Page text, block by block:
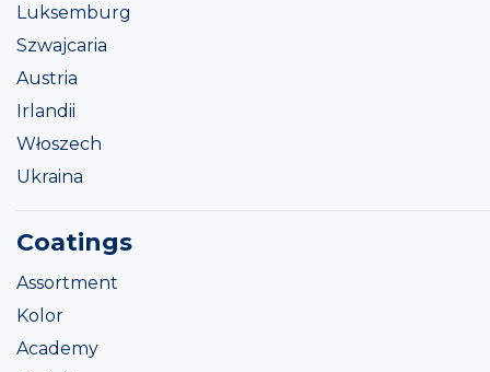
Luksemburg
Szwajcaria
Austria
Irlandii
Włoszech
Ukraina
Coatings
Assortment
Kolor
Academy